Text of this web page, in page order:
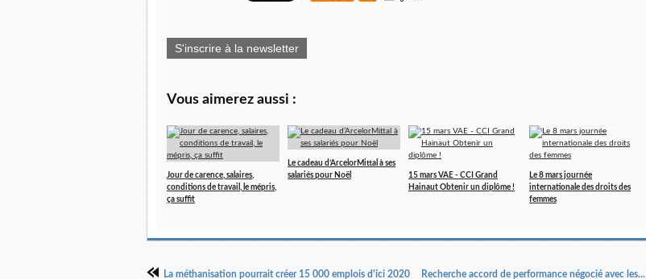
S'inscrire à la newsletter
Vous aimerez aussi :
Jour de carence, salaires,
conditions de travail, le mépris,
ça suffit
Le cadeau d’ArcelorMittal à ses
salariés pour Noël
15 mars VAE - CCI Grand
Hainaut Obtenir un diplôme !
Le 8 mars journée
internationale des droits des
femmes
La méthanisation pourrait créer 15 000 emplois d'ici 2020 Recherche accord de performance négocié avec les...